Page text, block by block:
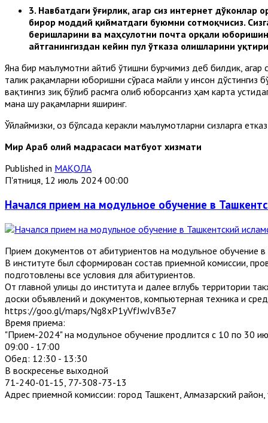
3. Навбатдаги ўғирлик, агар сиз интернет дўконлар
бирор моддий қийматдаги буюмни сотмоқчисиз.
беришларини ва маҳсулотни почта орқали
айтганингиздан кейин пул ўтказа олишларини
Яна бир маълумотни айтиб ўтишни бурчимиз деб билдик, агар
талик рақамларни юборишни сўраса майли у инсон дўстингиз
вақтингиз зиқ бўлиб расмга олиб юборсангиз ҳам карта
мана шу рақамларни яширинг.
Ўйлаймизки, оз бўлсада керакли маълумотларни сизларга
Мир Араб олий мадрасаси матбуот хизмати
Published in МАҚОЛА
П'ятниця, 12 июль 2024 00:00
Начался прием на модульное обучение в
Прием документов от абитуриентов на модульное обучение
В институте был сформирован состав приемной комиссии,
подготовлены все условия для абитуриентов.
От главной улицы до института и далее вглубь территории
доски объявлений и документов, компьютерная техника и
https://goo.gl/maps/Ng8xP1yVfJwJvB3e7
Время приема:
"Прием-2024" на модульное обучение продлится с 10 по 30
09:00 - 17:00
Обед: 12:30 - 13:30
В воскресенье выходной
71-240-01-15, 77-308-73-13
Адрес приемной комиссии: город Ташкент, Алмазарский район,